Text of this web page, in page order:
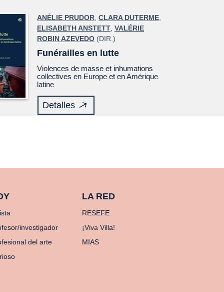
ANÉLIE PRUDOR CLARA DUTERME
ELISABETH ANSTETT VALÉRIE
ROBIN AZEVEDO (DIR.)
Funérailles en lutte
Violences de masse et inhumations
collectives en Europe et en Amérique
latine
Detalles
investigador
del arte
LA RED
RESEFE
¡Viva Villa!
MIAS